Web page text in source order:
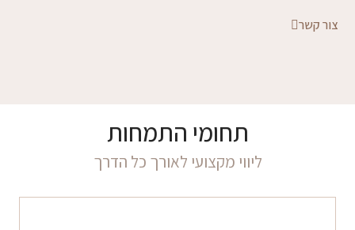
צור קשר
תחומי התמחות
ליווי מקצועי לאורך כל הדרך